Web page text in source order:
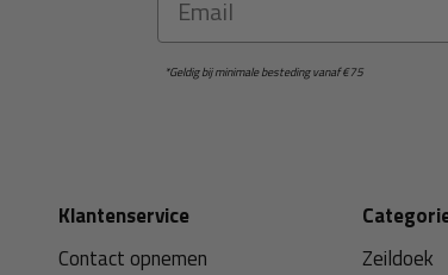
*Geldig bij minimale besteding vanaf €75
Klantenservice
Contact opnemen
Zeildoek